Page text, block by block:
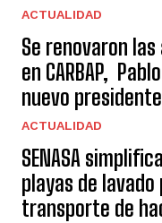
ACTUALIDAD
Se renovaron
en CARBAP,
nuevo presidente
ACTUALIDAD
SENASA
playas de lavado
transporte de